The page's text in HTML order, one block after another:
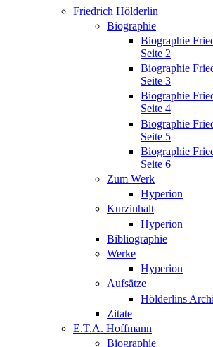
Friedrich Hölderlin
Biographie
Biographie
Seite 2
Biographie
Seite 3
Biographie
Seite 4
Biographie
Seite 5
Biographie
Seite 6
Zum Werk
Hyperion
Kurzinhalt
Hyperion
Bibliographie
Werke
Hyperion
Aufsätze
Hölderlins
Zitate
E.T.A. Hoffmann
Biographie